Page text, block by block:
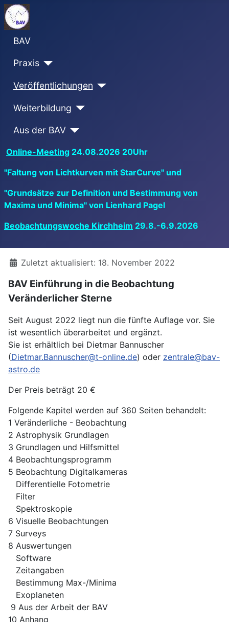
BAV
Praxis
Veröffentlichungen
Weiterbildung
Aus der BAV
Online-Meeting 24.08.2026 20Uhr
"Faltung von Lichtkurven mit StarCurve" und
"Grundsätze zur Definition und Bestimmung von
Maxima und Minima" von Lienhard Pagel
Beobachtungswoche Kirchheim 29.8.-6.9.2026
DetailsZuletzt aktualisiert: 18. November 2022
BAV Einführung in die Beobachtung
Veränderlicher Sterne
Seit August 2022 liegt nun die fünfte Auflage vor. Sie
ist wesentlich überarbeitet und ergänzt.
Sie ist erhältlich bei Dietmar Bannuscher
(Dietmar.Bannuscher@t-online.de) oder zentrale@bav-
astro.de
Der Preis beträgt 20 €
Folgende Kapitel werden auf 360 Seiten behandelt:
1 Veränderliche - Beobachtung
2 Astrophysik Grundlagen
3 Grundlagen und Hilfsmittel
4 Beobachtungsprogramm
5 Beobachtung Digitalkameras
Differentielle Fotometrie
Filter
Spektroskopie
6 Visuelle Beobachtungen
7 Surveys
8 Auswertungen
Software
Zeitangaben
Bestimmung Max-/Minima
Exoplaneten
9 Aus der Arbeit der BAV
10 Anhang